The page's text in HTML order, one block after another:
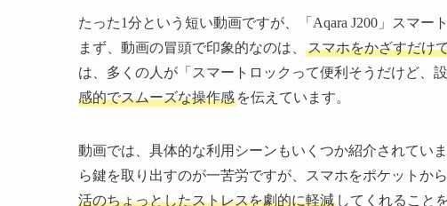
たった1分という短い動画ですが、「Aqara J200」スマー
まず、動画の冒頭で印象的なのは、
スマホをかざすだけ
は、多くの人が「スマートロックって便利そうだけど、
感的でスムーズな操作感 を伝えています。
動画では、具体的な利用シーンもいくつか紹介されていま
ら鍵を取り出すのが一苦労ですが、スマホをポケットか
活のちょっとしたストレスを劇的に軽減 してくれること